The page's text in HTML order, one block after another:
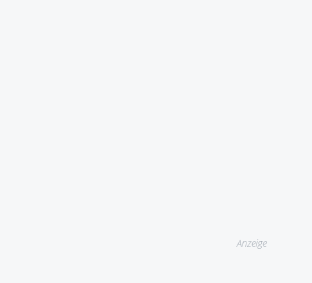
Anzeige